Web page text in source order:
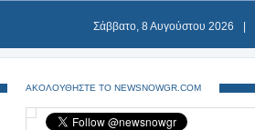
Σάββατο, 8 Αυγούστου 2026
ΑΚΟΛΟΥΘΗΣΤΕ ΤΟ NEWSNOWGR.COM